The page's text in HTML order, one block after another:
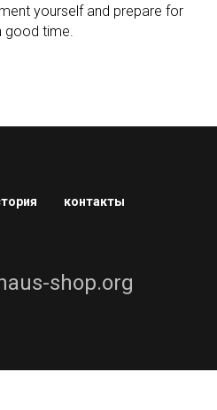
yourself and prepare for
good time.
контакты
shop.org